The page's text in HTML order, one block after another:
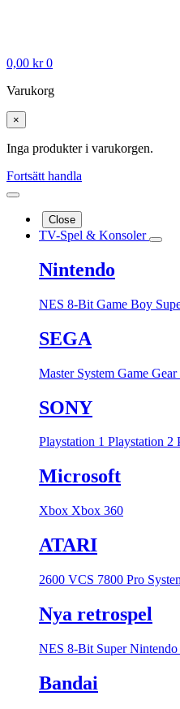
0,00 kr 0
Varukorg
×
Inga produkter i varukorgen.
Fortsätt handla
Close
TV-Spel & Konsoler
Nintendo
NES 8-Bit Game Boy
SEGA
Master System Game Gear
SONY
Playstation 1 Playstation 2
Microsoft
Xbox Xbox 360
ATARI
2600 VCS 7800 Pro
Nya retrospel
NES 8-Bit Super Nintendo
Bandai